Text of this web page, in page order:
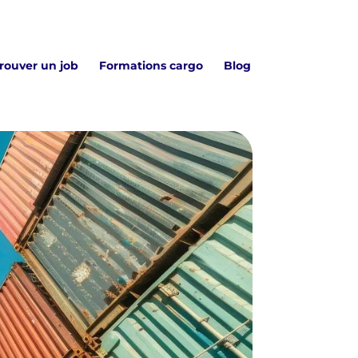
un job Formations cargo Blog